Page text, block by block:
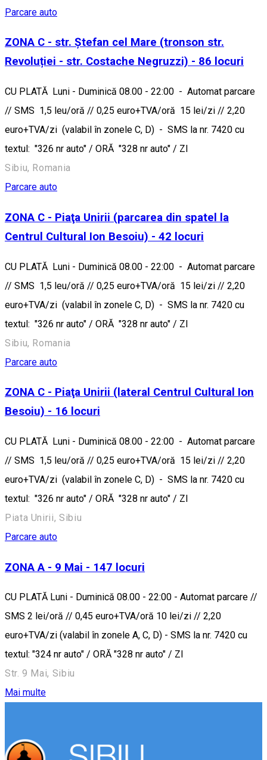
Parcare auto
ZONA C - str. Ștefan cel Mare (tronson str.
Revoluției - str. Costache Negruzzi) - 86 locuri
CU PLATĂ Luni - Duminică 08.00 - 22:00 - Automat parcare
// SMS 1,5 leu/oră // 0,25 euro+TVA/oră 15 lei/zi // 2,20
euro+TVA/zi (valabil în zonele C, D) - SMS la nr. 7420 cu
textul: "326 nr auto" / ORĂ "328 nr auto" / ZI
Sibiu, Romania
Parcare auto
ZONA C - Piaţa Unirii (parcarea din spatel la
Centrul Cultural Ion Besoiu) - 42 locuri
CU PLATĂ Luni - Duminică 08.00 - 22:00 - Automat parcare
// SMS 1,5 leu/oră // 0,25 euro+TVA/oră 15 lei/zi // 2,20
euro+TVA/zi (valabil în zonele C, D) - SMS la nr. 7420 cu
textul: "326 nr auto" / ORĂ "328 nr auto" / ZI
Sibiu, Romania
Parcare auto
ZONA C - Piaţa Unirii (lateral Centrul Cultural Ion
Besoiu) - 16 locuri
CU PLATĂ Luni - Duminică 08.00 - 22:00 - Automat parcare
// SMS 1,5 leu/oră // 0,25 euro+TVA/oră 15 lei/zi // 2,20
euro+TVA/zi (valabil în zonele C, D) - SMS la nr. 7420 cu
textul: "326 nr auto" / ORĂ "328 nr auto" / ZI
Piata Unirii, Sibiu
Parcare auto
ZONA A - 9 Mai - 147 locuri
CU PLATĂ Luni - Duminică 08.00 - 22:00 - Automat parcare //
SMS 2 lei/oră // 0,45 euro+TVA/oră 10 lei/zi // 2,20
euro+TVA/zi (valabil în zonele A, C, D) - SMS la nr. 7420 cu
textul: "324 nr auto" / ORĂ "328 nr auto" / ZI
Str. 9 Mai, Sibiu
Mai multe